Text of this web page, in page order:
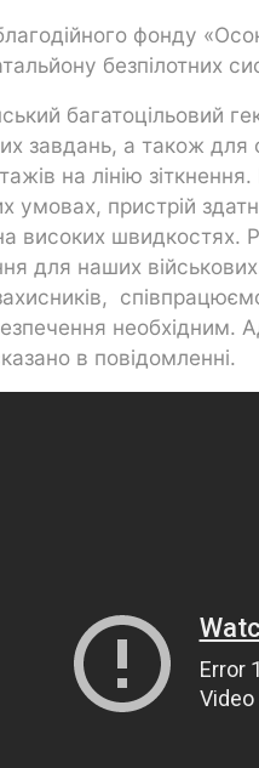
фонду
безпілотних
багатоцільовий
завдань, а також для
на лінію
умовах, пристрій
високих
для наших
в повідомленні.